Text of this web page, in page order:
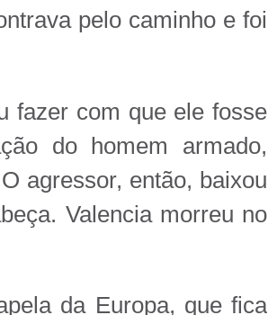
pelo caminho e foi
fazer com que ele fosse
do homem armado,
agressor, então, baixou
Valencia morreu no
da Europa, que fica